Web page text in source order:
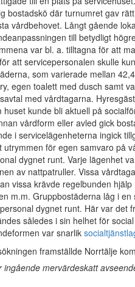
bostadskö där turnumret gav
vårdbehovet. Långt gående
till betydligt
var bl. a. tilltagna för att
att servicepersonalen skulle
som varierade mellan
egen toalett med dusch samt
med vårdtagarna.
huset kunde bli aktuell på
vårdform eller avled gick
i servicelägenheterna ingick
utrymmen för egen samvaro på
dygnet runt. Varje lägenhet
av nattpatruller. Vissa
vissa krävde regelbunden
m.m. Gruppbostäderna låg i
dygnet runt. Här var det
således i sin helhet för
var snarlik
framställde Norrtälje
ingående mervärdeskatt